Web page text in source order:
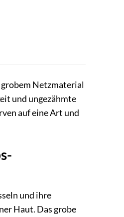
Netzmaterial
und ungezähmte
auf eine Art und
und ihre
Haut. Das grobe